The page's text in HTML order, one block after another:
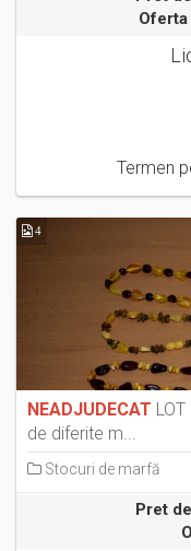
Termen
4
NEADJUDECAT
de diferite m...
Stocuri de marfă
Pret